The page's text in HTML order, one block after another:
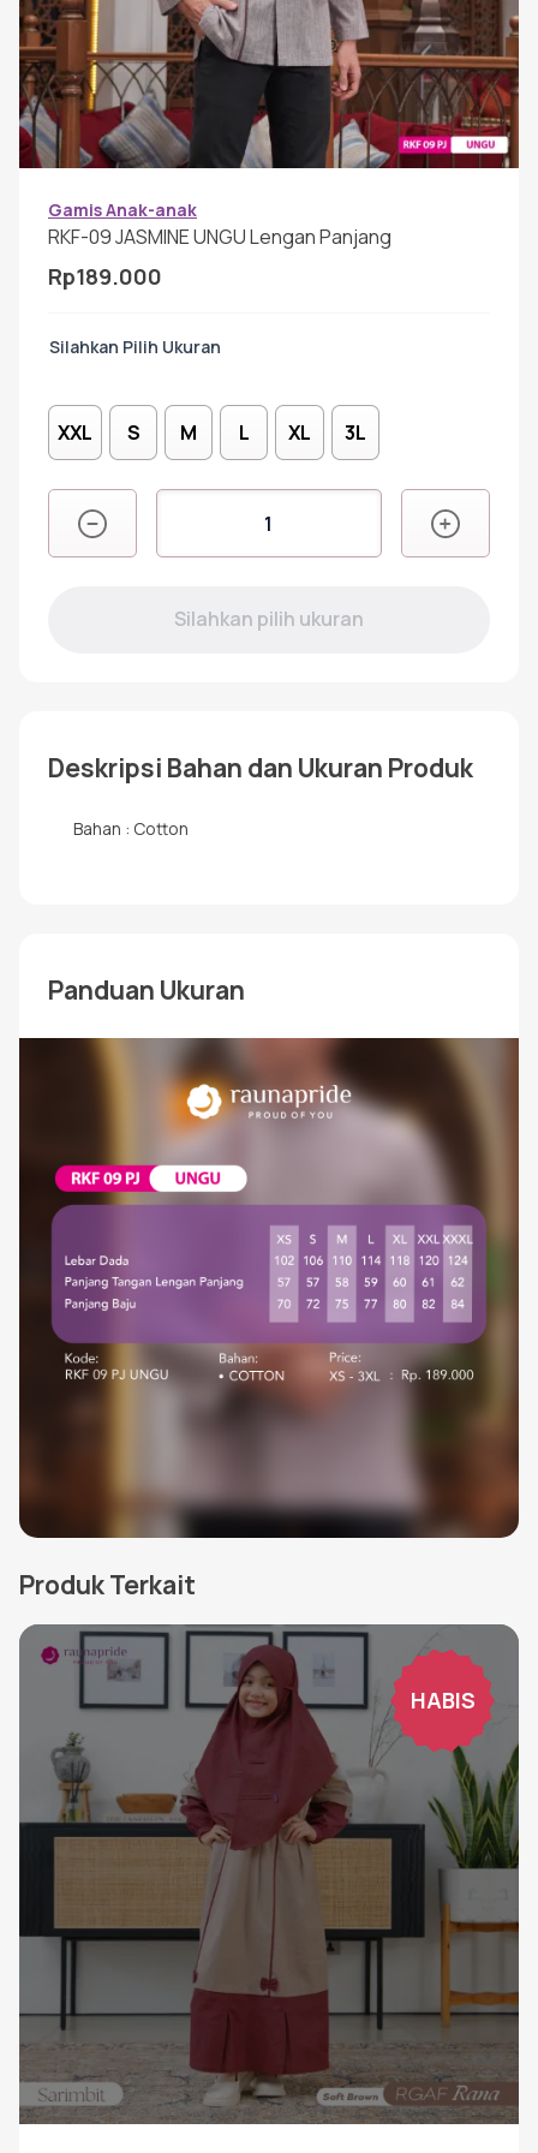
Gamis Anak-anak
Baju Koko Anak
Hijab
Tunik
Gamis Anak-anak
RKF-09 JASMINE UNGU Lengan Panjang
Rp189.000
Ukuran
XXL S M L XL 3L
RKF-
Lengan
Deskripsi Bahan dan Ukuran Produk
Bahan : Cotton
Panduan Ukuran
Produk Terkait
HABIS